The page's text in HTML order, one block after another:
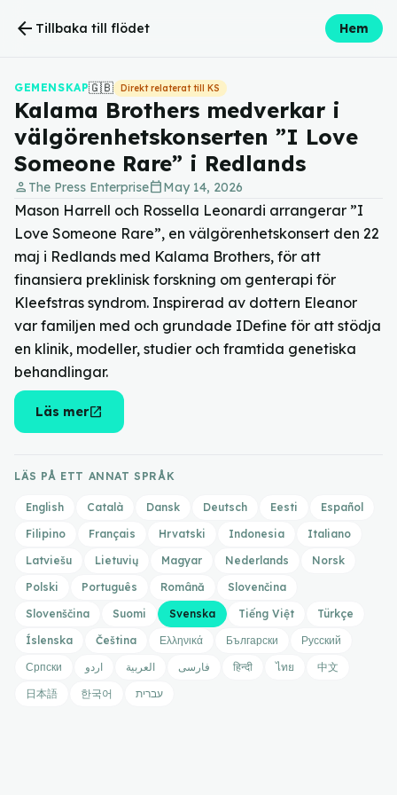
arrow_back Tillbaka till flödet Hem
GEMENSKAP🇬🇧 Direkt relaterat till KS
Kalama Brothers medverkar i
välgörenhetskonserten ”I Love
Someone Rare” i Redlands
person The Press Enterprisecalendar_todayMay 14, 2026
Mason Harrell och Rossella Leonardi arrangerar ”I
Love Someone Rare”, en välgörenhetskonsert den 22
maj i Redlands med Kalama Brothers, för att
finansiera preklinisk forskning om genterapi för
Kleefstras syndrom. Inspirerad av dottern Eleanor
var familjen med och grundade IDefine för att stödja
en klinik, modeller, studier och framtida genetiska
behandlingar.
Läs meropen_in_new
LÄS PÅ ETT ANNAT SPRÅK
English Català Dansk Deutsch Eesti
Español
Filipino
Français Hrvatski Indonesia
Italiano
Latviešu
Lietuvių Magyar Nederlands
Norsk
Polski
Português Română
Slovenčina
Slovenščina
Suomi Svenska Tiếng Việt
Türkçe
Íslenska
Čeština Ελληνικά Български
Русский
Српски
اردو العربية فارسی हिन्दी ไทย
中文
日本語
한국어 עברית